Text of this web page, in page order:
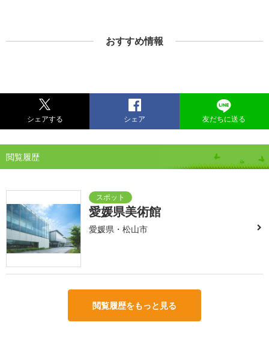
おすすめ情報
シェアする シェア 友だちに送る
閲覧履歴
愛媛県美術館
愛媛県・松山市
閲覧履歴をもっと見る